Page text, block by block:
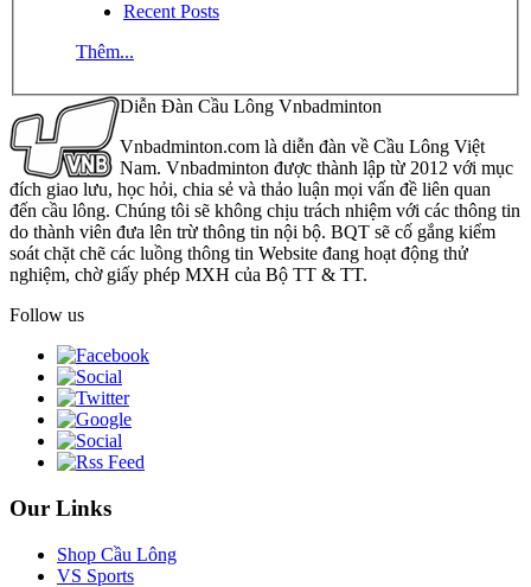
Recent Posts
Thêm...
Diễn Đàn Cầu Lông Vnbadminton
Vnbadminton.com là diễn đàn về Cầu Lông Việt
Nam. Vnbadminton được thành lập từ 2012 với mục
đích giao lưu, học hỏi, chia sẻ và thảo luận mọi vấn đề liên quan
đến cầu lông. Chúng tôi sẽ không chịu trách nhiệm với các thông tin
do thành viên đưa lên trừ thông tin nội bộ. BQT sẽ cố gắng kiểm
soát chặt chẽ các luồng thông tin Website đang hoạt động thử
nghiệm, chờ giấy phép MXH của Bộ TT & TT.
Follow us
Our Links
Shop Cầu Lông
VS Sports